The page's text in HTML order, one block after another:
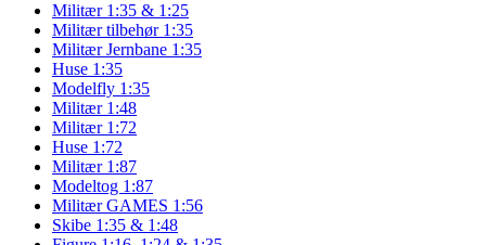
Militær 1:35 & 1:25
Militær tilbehør 1:35
Militær Jernbane 1:35
Huse 1:35
Modelfly 1:35
Militær 1:48
Militær 1:72
Huse 1:72
Militær 1:87
Modeltog 1:87
Militær GAMES 1:56
Skibe 1:35 & 1:48